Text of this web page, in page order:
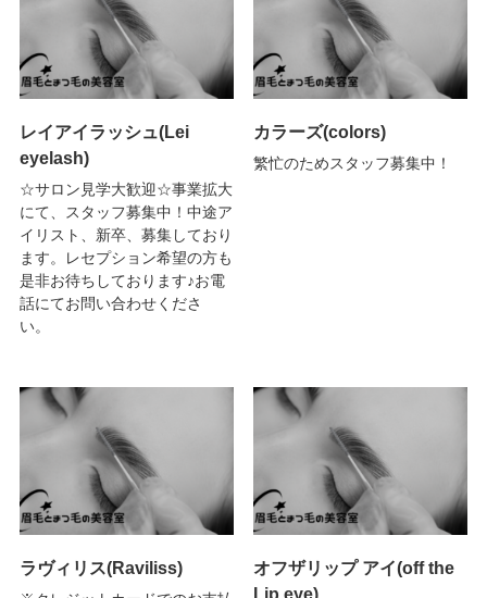
レイアイラッシュ(Lei
eyelash)
☆サロン見学大歓迎☆事業拡大
にて、スタッフ募集中！中途ア
イリスト、新卒、募集しており
ます。レセプション希望の方も
是非お待ちしております♪お電
話にてお問い合わせくださ
い。
カラーズ(colors)
繁忙のためスタッフ募集中！
ラヴィリス(Raviliss)
オフザリップ アイ(off the
Lip eye)